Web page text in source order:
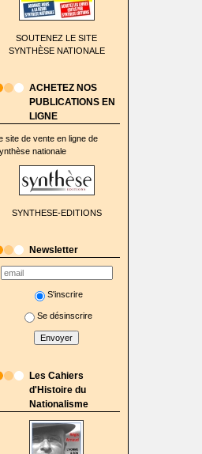
SOUTENEZ LE SITE
SYNTHÈSE NATIONALE
ACHETEZ NOS
PUBLICATIONS EN
LIGNE
site de vente en ligne de
nationale
SYNTHESE-EDITIONS
Newsletter
S'inscrire
Se désinscrire
Les Cahiers
d'Histoire du
Nationalisme